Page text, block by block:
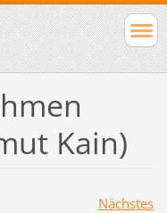
Kain)
Nächstes